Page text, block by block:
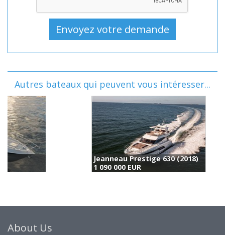
Autres bateaux qui peuvent vous intéresser...
Jeanneau Prestige 630 (2018)
1 090 000 EUR
About Us